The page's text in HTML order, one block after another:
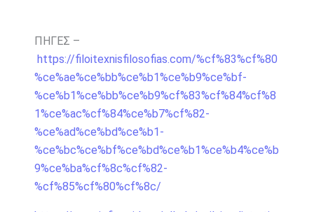
ΠΗΓΕΣ –
https://filoitexnisfilosofias.com/%cf%83%cf%80
%ce%ae%ce%bb%ce%b1%ce%b9%ce%bf-
%ce%b1%ce%bb%ce%b9%cf%83%cf%84%cf%8
1%ce%ac%cf%84%ce%b7%cf%82-
%ce%ad%ce%bd%ce%b1-
%ce%bc%ce%bf%ce%bd%ce%b1%ce%b4%ce%b
9%ce%ba%cf%8c%cf%82-
%cf%85%cf%80%cf%8c/